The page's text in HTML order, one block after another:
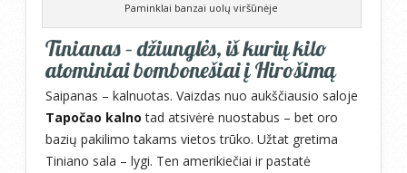
Paminklai banzai uolų viršūnėje
Tinianas – džiunglės, iš kurių kilo
atominiai bombonešiai į Hirošimą
Saipanas – kalnuotas. Vaizdas nuo aukščiausio saloje
Tapočao kalno tad atsivėrė nuostabus – bet oro
bazių pakilimo takams vietos trūko. Užtat gretima
Tiniano sala – lygi. Ten amerikiečiai ir pastatė